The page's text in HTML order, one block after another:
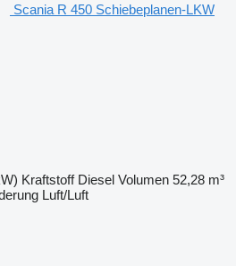
Scania R 450 Schiebeplanen-LKW
Kraftstoff Diesel Volumen 52,28 m³
Luft/Luft